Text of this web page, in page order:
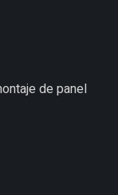
de panel